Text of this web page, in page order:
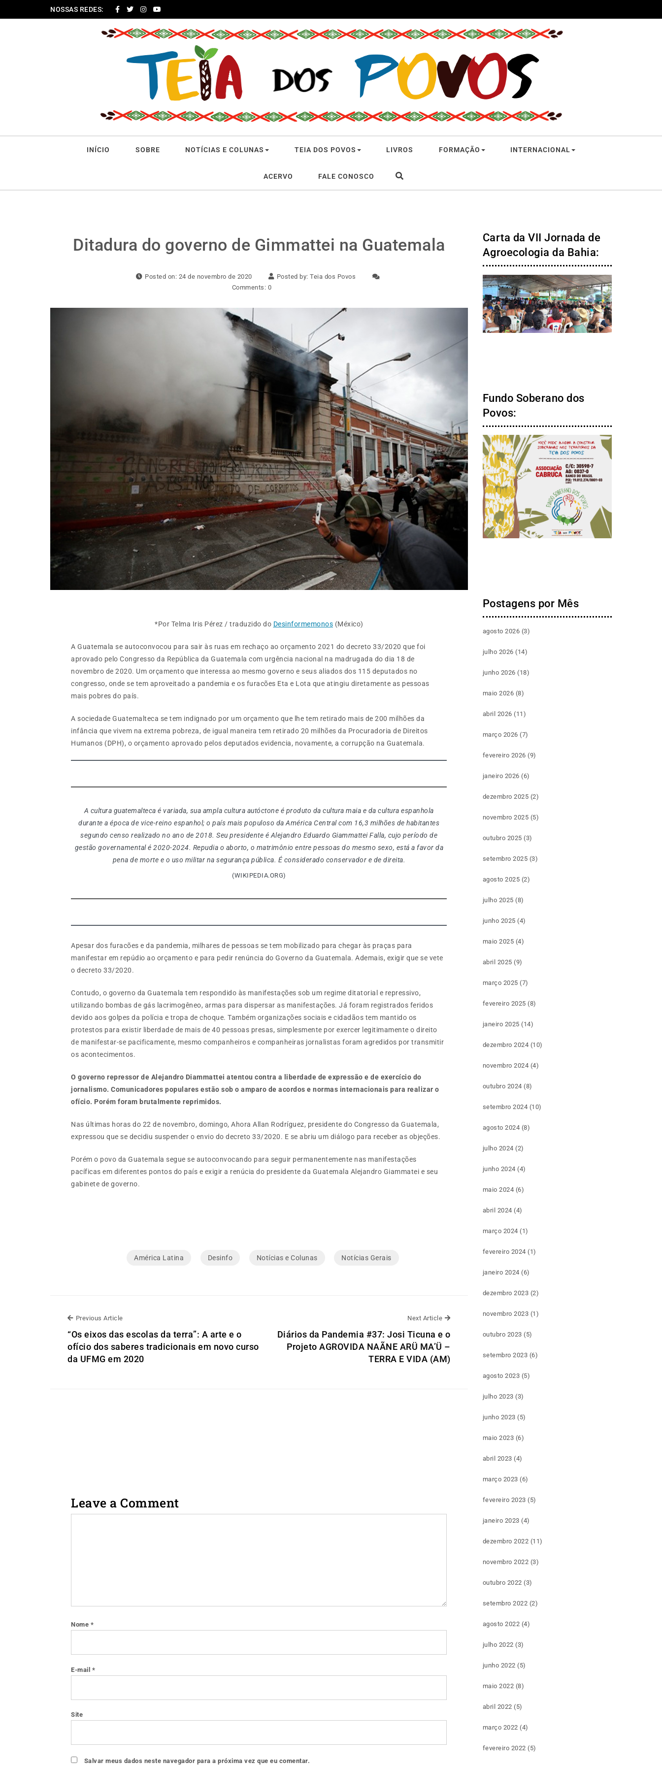
NOSSAS REDES:
INÍCIO SOBRE NOTÍCIAS E COLUNAS TEIA DOS POVOS LIVROS FORMAÇÃO INTERNACIONAL
ACERVO FALE CONOSCO
Ditadura do governo de Gimmattei na Guatemala
Posted on: 24 de novembro de 2020 Posted by: Teia dos Povos
Comments: 0
*Por Telma Iris Pérez / traduzido do Desinformemonos (México)
A Guatemala se autoconvocou para sair às ruas em rechaço ao orçamento 2021 do decreto 33/2020 que foi
aprovado pelo Congresso da República da Guatemala com urgência nacional na madrugada do dia 18 de
novembro de 2020. Um orçamento que interessa ao mesmo governo e seus aliados dos 115 deputados no
congresso, onde se tem aproveitado a pandemia e os furacões Eta e Lota que atingiu diretamente as pessoas
mais pobres do país.
A sociedade Guatemalteca se tem indignado por um orçamento que lhe tem retirado mais de 200 milhões da
infância que vivem na extrema pobreza, de igual maneira tem retirado 20 milhões da Procuradoria de Direitos
Humanos (DPH), o orçamento aprovado pelos deputados evidencia, novamente, a corrupção na Guatemala.
A cultura guatemalteca é variada, sua ampla cultura autóctone é produto da cultura maia e da cultura espanhola
durante a época de vice-reino espanhol; o país mais populoso da América Central com 16,3 milhões de habitantes
segundo censo realizado no ano de 2018. Seu presidente é Alejandro Eduardo Giammattei Falla, cujo período de
gestão governamental é 2020-2024. Repudia o aborto, o matrimônio entre pessoas do mesmo sexo, está a favor da
pena de morte e o uso militar na segurança pública. É considerado conservador e de direita.
(WIKIPEDIA.ORG)
Apesar dos furacões e da pandemia, milhares de pessoas se tem mobilizado para chegar às praças para
manifestar em repúdio ao orçamento e para pedir renúncia do Governo da Guatemala. Ademais, exigir que se vete
o decreto 33/2020.
Contudo, o governo da Guatemala tem respondido às manifestações sob um regime ditatorial e repressivo,
utilizando bombas de gás lacrimogêneo, armas para dispersar as manifestações. Já foram registrados feridos
devido aos golpes da polícia e tropa de choque. Também organizações sociais e cidadãos tem mantido os
protestos para existir liberdade de mais de 40 pessoas presas, simplesmente por exercer legitimamente o direito
de manifestar-se pacificamente, mesmo companheiros e companheiras jornalistas foram agredidos por transmitir
os acontecimentos.
O governo repressor de Alejandro Diammattei atentou contra a liberdade de expressão e de exercício do
jornalismo. Comunicadores populares estão sob o amparo de acordos e normas internacionais para realizar o
ofício. Porém foram brutalmente reprimidos.
Nas últimas horas do 22 de novembro, domingo, Ahora Allan Rodríguez, presidente do Congresso da Guatemala,
expressou que se decidiu suspender o envio do decreto 33/2020. E se abriu um diálogo para receber as objeções.
Porém o povo da Guatemala segue se autoconvocando para seguir permanentemente nas manifestações
pacíficas em diferentes pontos do país e exigir a renúcia do presidente da Guatemala Alejandro Giammatei e seu
gabinete de governo.
América Latina Desinfo Notícias e Colunas Notícias Gerais
Previous ArticlePrevious Article
“Os eixos das escolas da terra”: A arte e o
ofício dos saberes tradicionais em novo curso
da UFMG em 2020
Next Article Next Article
Diários da Pandemia #37: Josi Ticuna e o
Projeto AGROVIDA NAÃNE ARÜ MA’Ü –
TERRA E VIDA (AM)
Leave a Comment
Nome *
E-mail *
Site
Salvar meus dados neste navegador para a próxima vez que eu comentar.
Carta da VII Jornada de
Agroecologia da Bahia:
Fundo Soberano dos
Povos:
Postagens por Mês
agosto 2026 (3)
julho 2026 (14)
junho 2026 (18)
maio 2026 (8)
abril 2026 (11)
março 2026 (7)
fevereiro 2026 (9)
janeiro 2026 (6)
dezembro 2025 (2)
novembro 2025 (5)
outubro 2025 (3)
setembro 2025 (3)
agosto 2025 (2)
julho 2025 (8)
junho 2025 (4)
maio 2025 (4)
abril 2025 (9)
março 2025 (7)
fevereiro 2025 (8)
janeiro 2025 (14)
dezembro 2024 (10)
novembro 2024 (4)
outubro 2024 (8)
setembro 2024 (10)
agosto 2024 (8)
julho 2024 (2)
junho 2024 (4)
maio 2024 (6)
abril 2024 (4)
março 2024 (1)
fevereiro 2024 (1)
janeiro 2024 (6)
dezembro 2023 (2)
novembro 2023 (1)
outubro 2023 (5)
setembro 2023 (6)
agosto 2023 (5)
julho 2023 (3)
junho 2023 (5)
maio 2023 (6)
abril 2023 (4)
março 2023 (6)
fevereiro 2023 (5)
janeiro 2023 (4)
dezembro 2022 (11)
novembro 2022 (3)
outubro 2022 (3)
setembro 2022 (2)
agosto 2022 (4)
julho 2022 (3)
junho 2022 (5)
maio 2022 (8)
abril 2022 (5)
março 2022 (4)
fevereiro 2022 (5)